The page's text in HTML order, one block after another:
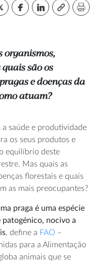
organismos,
são os
e doenças da
atuam?
a saúde e produtividade
os seus produtos e
equilíbrio deste
Mas quais as
florestais e quais
as mais preocupantes?
praga é uma espécie
patogénico, nocivo a
, define a FAO –
para a Alimentação
animais que se